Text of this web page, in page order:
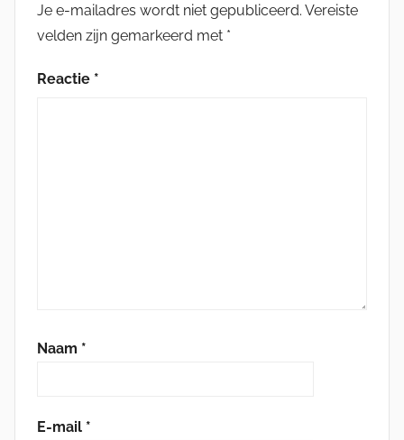
Je e-mailadres wordt niet gepubliceerd. Vereiste
velden zijn gemarkeerd met *
Reactie *
Naam *
E-mail *